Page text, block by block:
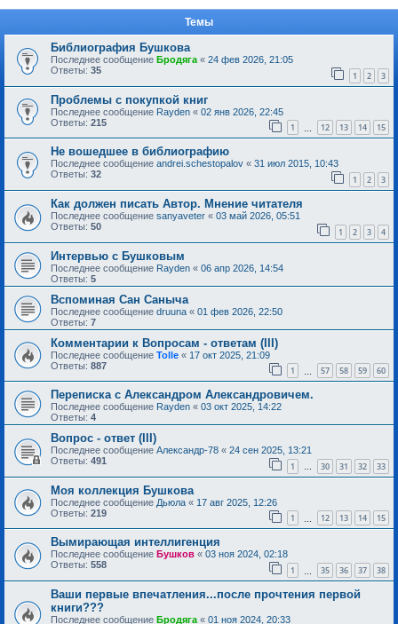
Темы
Библиография Бушкова
Последнее сообщение Бродяга « 24 фев 2026, 21:05
Ответы: 35 1 2 3
Проблемы с покупкой книг
Последнее сообщение Rayden « 02 янв 2026, 22:45
Ответы: 215 1 12 13 14 15
Не вошедшее в библиографию
Последнее сообщение andrei.schestopalov « 31 июл 2015, 10:43
Ответы: 32 1 2 3
Как должен писать Автор. Мнение читателя
Последнее сообщение sanyaveter « 03 май 2026, 05:51
Ответы: 50 1 2 3 4
Интервью с Бушковым
Последнее сообщение Rayden « 06 апр 2026, 14:54
Ответы: 5
Вспоминая Сан Саныча
Последнее сообщение druuna « 01 фев 2026, 22:50
Ответы: 7
Комментарии к Вопросам - ответам (III)
Последнее сообщение Tolle « 17 окт 2025, 21:09
Ответы: 887 1 57 58 59 60
Переписка с Александром Александровичем.
Последнее сообщение Rayden « 03 окт 2025, 14:22
Ответы: 4
Вопрос - ответ (III)
Последнее сообщение Александр-78 « 24 сен 2025, 13:21
Ответы: 491 1 … 30 31 32 33
Моя коллекция Бушкова
Последнее сообщение Дьюла « 17 авг 2025, 12:26
Ответы: 219 1 12 13 14 15
Вымирающая интеллигенция
Последнее сообщение Бушков « 03 ноя 2024, 02:18
Ответы: 558 1 35 36 37 38
Ваши первые впечатления...после прочтения первой
книги???
Последнее сообщение Бродяга « 01 ноя 2024, 20:33